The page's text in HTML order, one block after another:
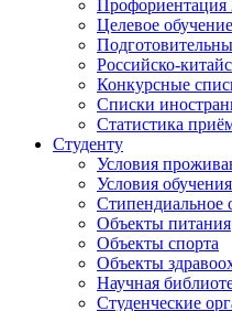
Профориентация
Целевое обучение
Российско-
Конкурсные
Списки
Статистика
Студенту
Условия
Условия обучения
Стипендиальное
Объекты питания
Объекты спорта
Объекты
Научная
Студенческие